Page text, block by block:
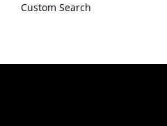
Custom Search